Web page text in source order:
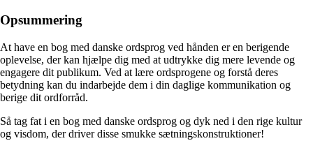
Opsummering
At have en bog med danske ordsprog ved hånden er en berigende
oplevelse, der kan hjælpe dig med at udtrykke dig mere levende og
engagere dit publikum. Ved at lære ordsprogene og forstå deres
betydning kan du indarbejde dem i din daglige kommunikation og
berige dit ordforråd.
Så tag fat i en bog med danske ordsprog og dyk ned i den rige kultur
og visdom, der driver disse smukke sætningskonstruktioner!